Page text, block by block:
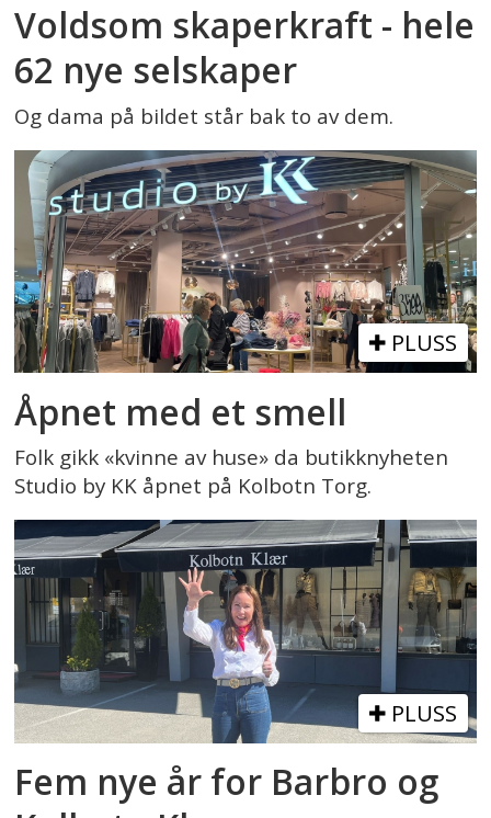
Voldsom skaperkraft - hele
62 nye selskaper
Og dama på bildet står bak to av dem.
PLUSS
Åpnet med et smell
Folk gikk «kvinne av huse» da butikknyheten
Studio by KK åpnet på Kolbotn Torg.
PLUSS
Fem nye år for Barbro og